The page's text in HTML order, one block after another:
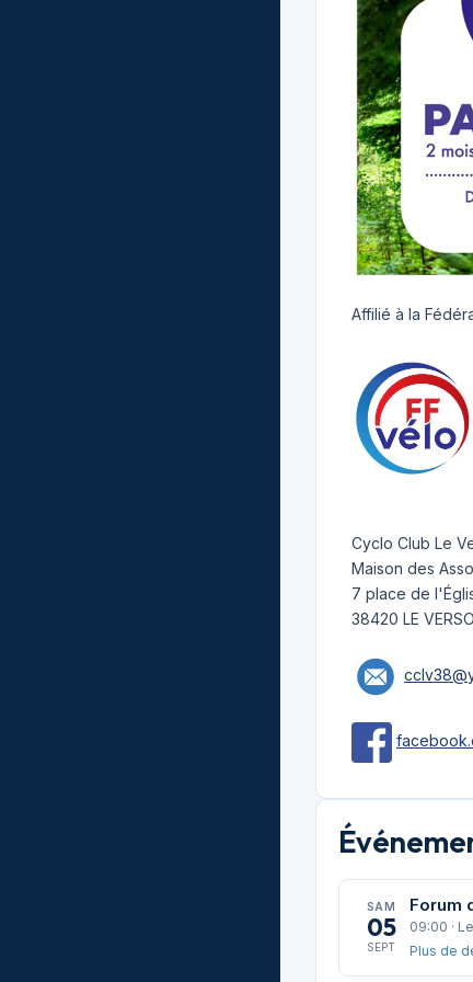
Affilié à la
Cyclo Club Le
Maison des
7 place de
38420 LE
SAM
05
SEPT
Forum
09:00 ·
Plus de